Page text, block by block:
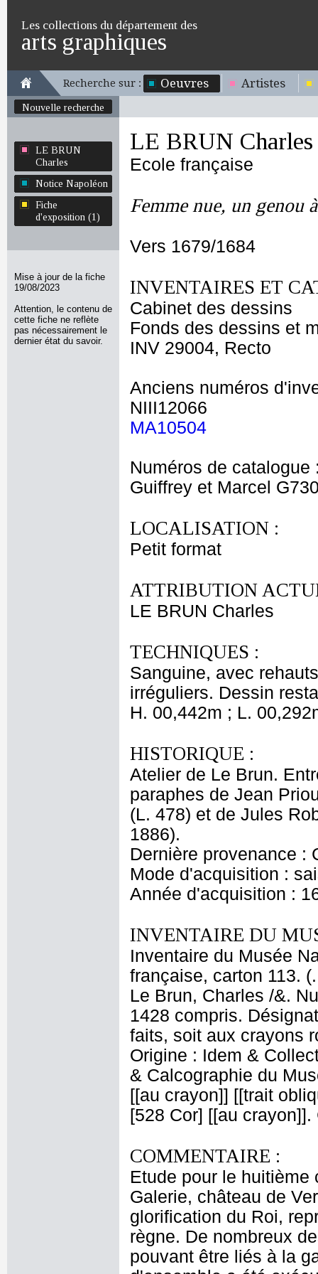
Les collections du département des
arts graphiques
Recherche sur : Oeuvres Artistes
Nouvelle recherche
LE BRUN
Charles
Notice Napoléon
Fiche
d'exposition (1)
Mise à jour de la fiche
19/08/2023
Attention, le contenu de
cette fiche ne reflète
pas nécessairement le
dernier état du savoir.
LE BRUN Charles
Ecole française
Femme nue, un genou
Vers 1679/1684
INVENTAIRES ET
Cabinet des dessins
Fonds des dessins et
INV 29004, Recto
Anciens numéros
NIII12066
MA10504
Numéros de catalogue
Guiffrey et Marcel
LOCALISATION :
Petit format
ATTRIBUTION
LE BRUN Charles
TECHNIQUES :
Sanguine, avec
irréguliers. Dessin
H. 00,442m ; L.
HISTORIQUE :
Atelier de Le Brun.
paraphes de Jean
(L. 478) et de Jules
1886).
Dernière provenance :
Mode d'acquisition :
Année d'acquisition :
INVENTAIRE DU
Inventaire du Musée
française, carton 113.
Le Brun, Charles /&.
1428 compris.
faits, soit aux crayons
Origine : Idem &
& Calcographie du
[[au crayon]] [[trait
[528 Cor] [[au
COMMENTAIRE :
Etude pour le huitième
Galerie, château de
glorification du Roi,
règne. De nombreux
pouvant être liés à la